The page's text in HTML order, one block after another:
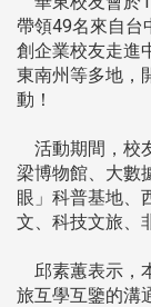
帶領49名來自台
創企業校友走進
東南州等多地，
動！
活動期間，校
梁博物館、大數
眼」科普基地、
文、科技文旅、
邱素蕙表示，
旅互學互鑒的溝